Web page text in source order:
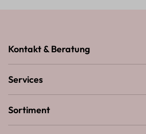
Kontakt & Beratung
Services
Sortiment